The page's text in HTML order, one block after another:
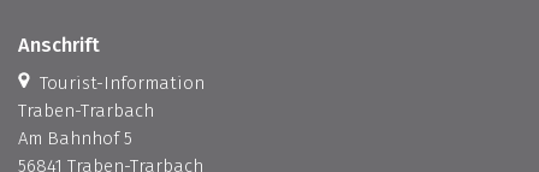
Anschrift
Tourist-Information
Traben-Trarbach
Am Bahnhof 5
56841 Traben-Trarbach